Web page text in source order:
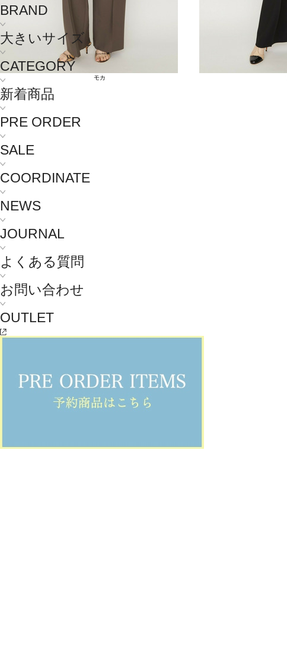
BRAND
大きいサイズ
CATEGORY
新着商品
PRE ORDER
SALE
COORDINATE
NEWS
JOURNAL
よくある質問
お問い合わせ
OUTLET
モカ